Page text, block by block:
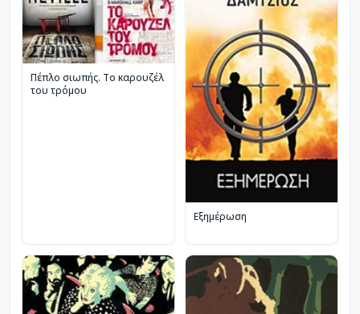
Πέπλο σιωπής. Το καρουζέλ
του τρόμου
Εξημέρωση